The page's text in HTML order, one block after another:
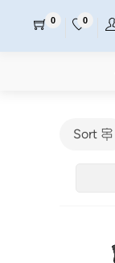
0
0
Sort